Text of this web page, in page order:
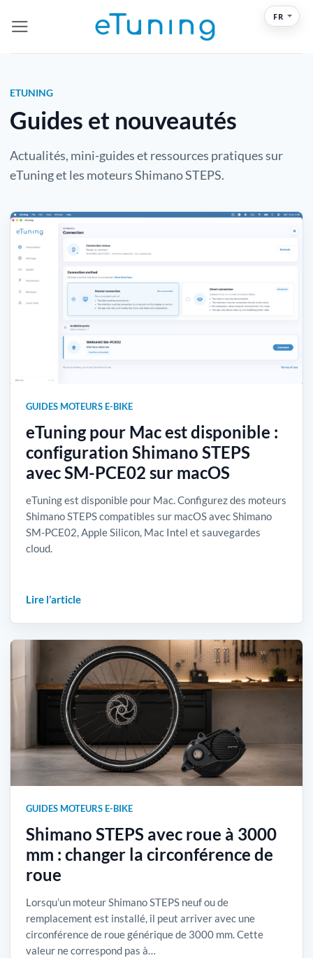
au
ETUNING
Guides et nouveautés
Actualités, mini-guides et ressources pratiques sur
eTuning et les moteurs Shimano STEPS.
GUIDES MOTEURS E-BIKE
eTuning pour Mac est disponible :
configuration Shimano STEPS
avec SM-PCE02 sur macOS
eTuning est disponible pour Mac. Configurez des moteurs
Shimano STEPS compatibles sur macOS avec Shimano
SM-PCE02, Apple Silicon, Mac Intel et sauvegardes
cloud.
Lire l’article
GUIDES MOTEURS E-BIKE
Shimano STEPS avec roue à 3000
mm : changer la circonférence de
roue
Lorsqu’un moteur Shimano STEPS neuf ou de
remplacement est installé, il peut arriver avec une
circonférence de roue générique de 3000 mm. Cette
valeur ne correspond pas à…
FR